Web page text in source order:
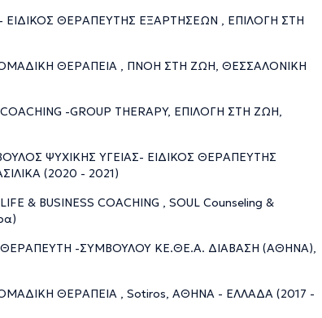
ΕΙΔΙΚΟΣ ΘΕΡΑΠΕΥΤΗΣ ΕΞΑΡΤΗΣΕΩΝ , ΕΠΙΛΟΓΗ ΣΤΗ
ΘΕΡΑΠΕΙΑ , ΠΝΟΗ ΣΤΗ ΖΩΗ, ΘΕΣΣΑΛΟΝΙΚΗ
-GROUP THERAPY, ΕΠΙΛΟΓΗ ΣΤΗ ΖΩΗ,
ΨΥΧΙΚΗΣ ΥΓΕΙΑΣ- ΕΙΔΙΚΟΣ ΘΕΡΑΠΕΥΤΗΣ
(2020 - 2021)
& BUSINESS COACHING , SOUL Counseling &
ΘΕΡΑΠΕΥΤΗ -ΣΥΜΒΟΥΛΟΥ ΚΕ.ΘΕ.Α. ΔΙΑΒΑΣΗ (ΑΘΗΝΑ),
ΘΕΡΑΠΕΙΑ , Sotiros, ΑΘΗΝΑ - ΕΛΛΑΔΑ (2017 -